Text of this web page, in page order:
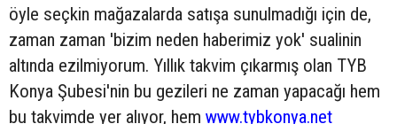
öyle seçkin mağazalarda satışa sunulmadığı için de,
zaman zaman 'bizim neden haberimiz yok' sualinin
altında ezilmiyorum. Yıllık takvim çıkarmış olan TYB
Konya Şubesi'nin bu gezileri ne zaman yapacağı hem
bu takvimde yer alıyor, hem www.tybkonya.net